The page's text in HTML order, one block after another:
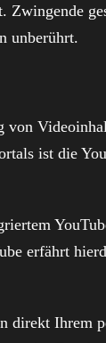
Zwingende
unberührt.
ist die
erfährt
direkt Ihrem